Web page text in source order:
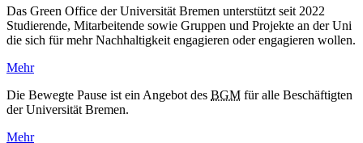
Das Green Office der Universität Bremen unterstützt seit 2022
Studierende, Mitarbeitende sowie Gruppen und Projekte an der Uni
die sich für mehr Nachhaltigkeit engagieren oder engagieren wollen.
Mehr
Die Bewegte Pause ist ein Angebot des BGM für alle Beschäftigten
der Universität Bremen.
Mehr